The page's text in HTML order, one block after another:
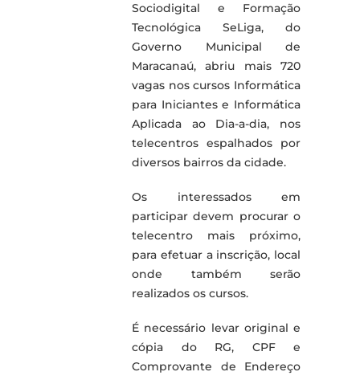
Sociodigital e Formação
Tecnológica SeLiga, do
Governo Municipal de
Maracanaú, abriu mais 720
vagas nos cursos Informática
para Iniciantes e Informática
Aplicada ao Dia-a-dia, nos
telecentros espalhados por
diversos bairros da cidade.
Os interessados em
participar devem procurar o
telecentro mais próximo,
para efetuar a inscrição, local
onde também serão
realizados os cursos.
É necessário levar original e
cópia do RG, CPF e
Comprovante de Endereço